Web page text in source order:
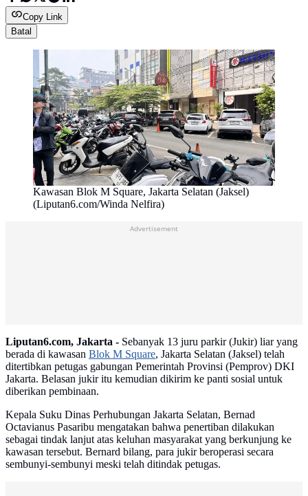
Copy Link
Batal
Kawasan Blok M Square, Jakarta Selatan (Jaksel)
(Liputan6.com/Winda Nelfira)
Advertisement
Liputan6.com, Jakarta - Sebanyak 13 juru parkir (Jukir) liar yang
berada di kawasan Blok M Square, Jakarta Selatan (Jaksel) telah
ditertibkan petugas gabungan Pemerintah Provinsi (Pemprov) DKI
Jakarta. Belasan jukir itu kemudian dikirim ke panti sosial untuk
diberikan pembinaan.
Kepala Suku Dinas Perhubungan Jakarta Selatan, Bernad
Octavianus Pasaribu mengatakan bahwa penertiban dilakukan
sebagai tindak lanjut atas keluhan masyarakat yang berkunjung ke
kawasan tersebut. Bernard bilang, para jukir beroperasi secara
sembunyi-sembunyi meski telah ditindak petugas.